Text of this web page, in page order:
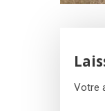
Votre